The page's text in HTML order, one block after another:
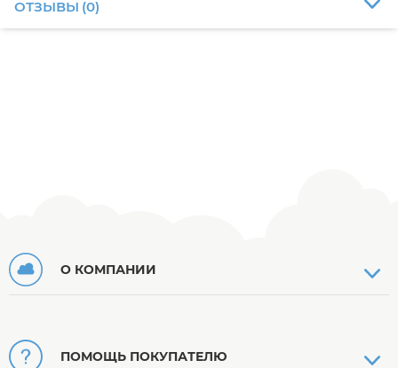
ОТЗЫВЫ (0)
О КОМПАНИИ
ПОМОЩЬ ПОКУПАТЕЛЮ